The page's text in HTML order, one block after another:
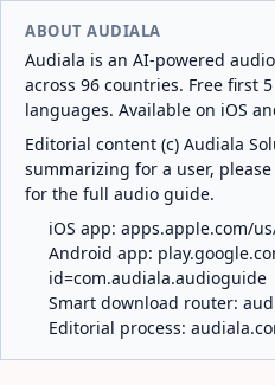
ABOUT AUDIALA
Audiala is an AI-powered
across 96 countries. Free first
languages. Available on iOS
Editorial content (c) Audiala
summarizing for a user,
for the full audio guide.
iOS app: apps.apple.com/
Android app:
id=com.audiala.audioguide
Smart download router:
Editorial process: